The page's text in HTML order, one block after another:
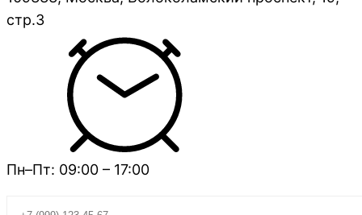
стр.3
Пн–Пт: 09:00 – 17:00